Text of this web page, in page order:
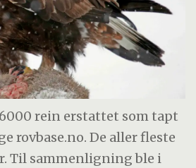
rein erstattet som tapt
rovbase.no. De aller fleste
Til sammenligning ble i